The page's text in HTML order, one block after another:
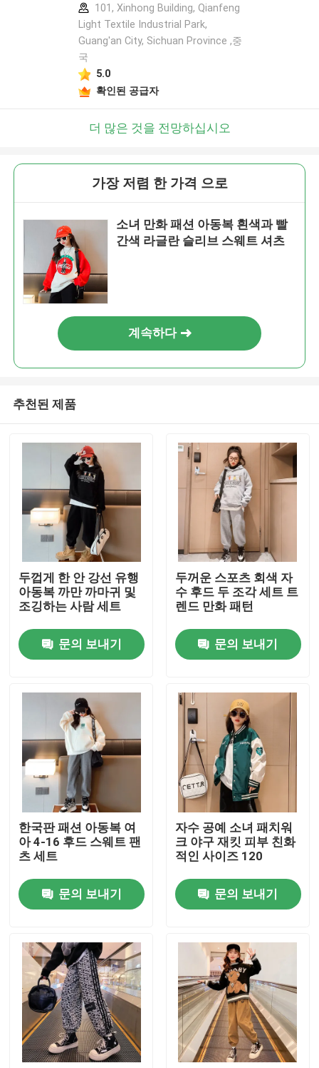
집
회사 소개
공장 여행
품질 관리
연락주세요
어린 소녀 옷
십대 소년 의류
아동복 세트
101, Xinhong Building, Qianfeng
Light Textile Industrial Park,
Guang'an City, Sichuan Province ,중
국
5.0
확인된 공급자
더 많은 것을 전망하십시오
가장 저렴 한 가격 으로
소녀 만화 패션 아동복 흰색과 빨
간색 라글란 슬리브 스웨트 셔츠
계속하다
추천된 제품
두껍게 한 안 강선 유행
아동복 까만 까마귀 및
조깅하는 사람 세트
문의 보내기
두꺼운 스포츠 회색 자
수 후드 두 조각 세트 트
렌드 만화 패턴
문의 보내기
한국판 패션 아동복 여
아 4-16 후드 스웨트 팬
츠 세트
문의 보내기
자수 공예 소녀 패치워
크 야구 재킷 피부 친화
적인 사이즈 120
문의 보내기